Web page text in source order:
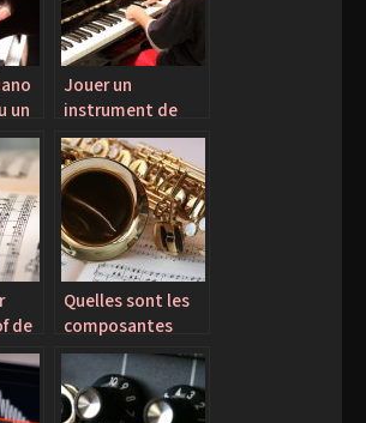
un
Jouer un
instrument de
musique : les
avantages
de
Quelles sont les
composantes
d’une partition
musicale ?